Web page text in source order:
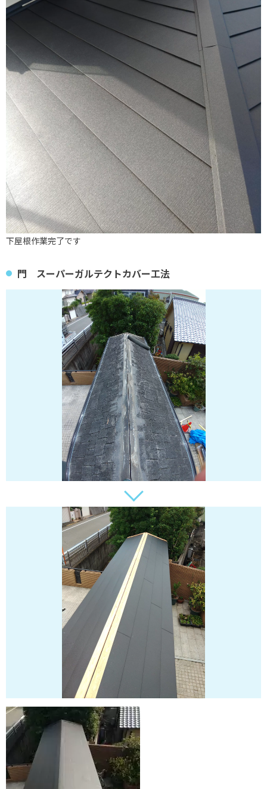
下屋根作業完了です
門 スーパーガルテクトカバー工法